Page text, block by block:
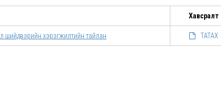
Хавсралт
шийдвэрийн хэрэгжилтийн тайлан ТАТАХ